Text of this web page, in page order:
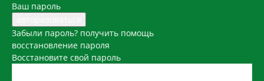
Ваш пароль
Забыли пароль? получить помощь
восстановление пароля
Восстановите свой пароль